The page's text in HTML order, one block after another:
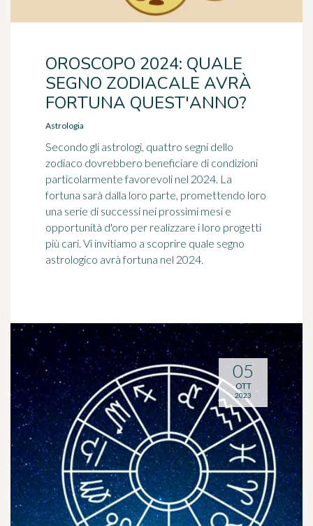
OROSCOPO 2024: QUALE
SEGNO ZODIACALE AVRÀ
FORTUNA QUEST'ANNO?
Astrologia
Secondo gli astrologi, quattro segni dello
zodiaco dovrebbero beneficiare di condizioni
particolarmente favorevoli nel 2024. La
fortuna sarà dalla loro parte, promettendo loro
una serie di successi nei prossimi mesi e
opportunità d'oro per realizzare i loro progetti
più cari. Vi invitiamo a scoprire quale segno
astrologico avrà fortuna nel 2024.
05
OTT
2023